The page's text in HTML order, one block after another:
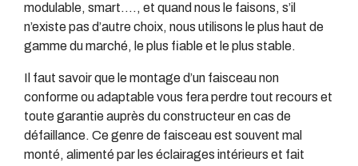
modulable, smart…., et quand nous le faisons, s’il
n’existe pas d’autre choix, nous utilisons le plus haut de
gamme du marché, le plus fiable et le plus stable.
Il faut savoir que le montage d’un faisceau non
conforme ou adaptable vous fera perdre tout recours et
toute garantie auprès du constructeur en cas de
défaillance. Ce genre de faisceau est souvent mal
monté, alimenté par les éclairages intérieurs et fait